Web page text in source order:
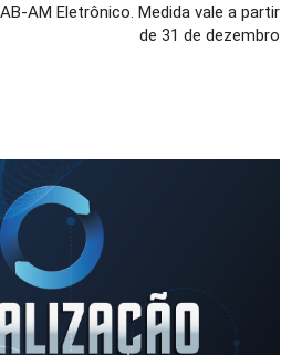
AM Eletrônico. Medida vale a partir
de 31 de dezembro